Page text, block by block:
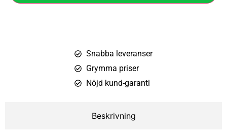
Snabba leveranser
Grymma priser
Nöjd kund-garanti
Beskrivning